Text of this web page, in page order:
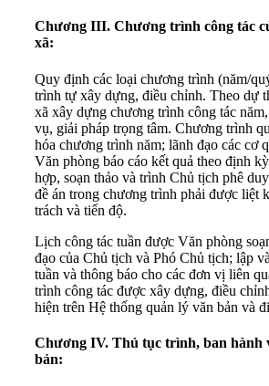
Chương III. Chương trình công tác
xã:
Quy định các loại chương trình (năm/
trình tự xây dựng, điều chỉnh. Theo dự
xã xây dựng chương trình công tác
vụ, giải pháp trọng tâm. Chương trình
hóa chương trình năm; lãnh đạo các cơ
Văn phòng báo cáo kết quả theo định
hợp, soạn thảo và trình Chủ tịch phê
đề án trong chương trình phải được liệt
trách và tiến độ.
Lịch công tác tuần được Văn phòng
đạo của Chủ tịch và Phó Chủ tịch; lập
tuần và thông báo cho các đơn vị liên
trình công tác được xây dựng, điều
hiện trên Hệ thống quản lý văn bản và
Chương IV. Thủ tục trình, ban hành
bản: